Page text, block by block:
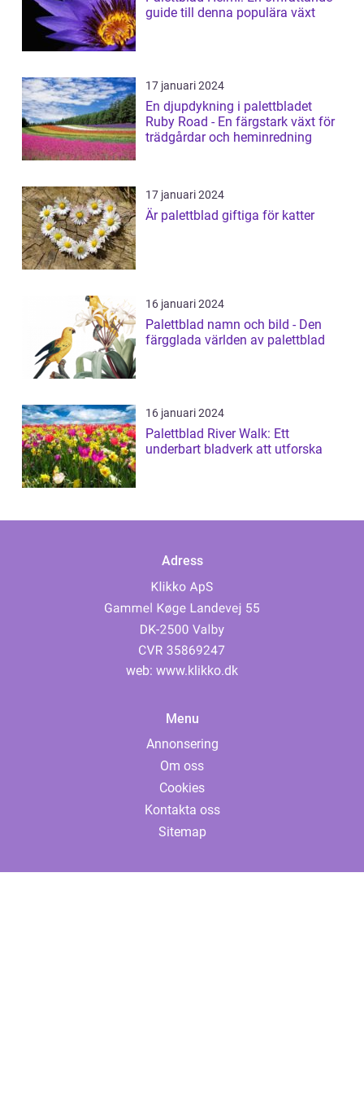
guide till denna populära växt
17 januari 2024
En djupdykning i palettbladet
Ruby Road - En färgstark växt för
trädgårdar och heminredning
17 januari 2024
Är palettblad giftiga för katter
16 januari 2024
Palettblad namn och bild - Den
färgglada världen av palettblad
16 januari 2024
Palettblad River Walk: Ett
underbart bladverk att utforska
Adress
web: www.klikko.dk
Menu
Annonsering
Om oss
Cookies
Kontakta oss
Sitemap